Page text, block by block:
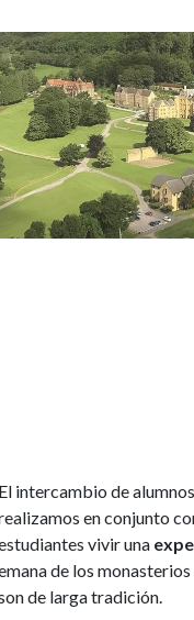
El intercambio de
en conjunto
vivir una
de los
de larga tradición.